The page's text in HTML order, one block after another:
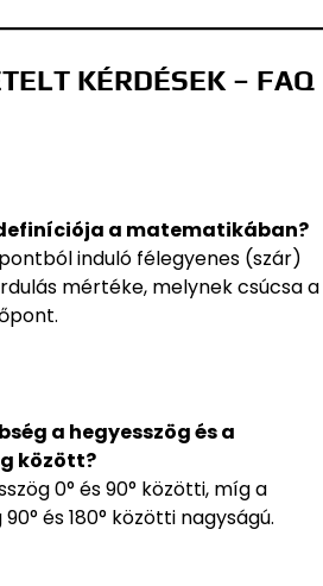
KÉRDÉSEK – FAQ
a matematikában?
induló félegyenes (szár)
mértéke, melynek csúcsa a
a hegyesszög és a
között?
0° és 90° közötti, míg a
és 180° közötti nagyságú.